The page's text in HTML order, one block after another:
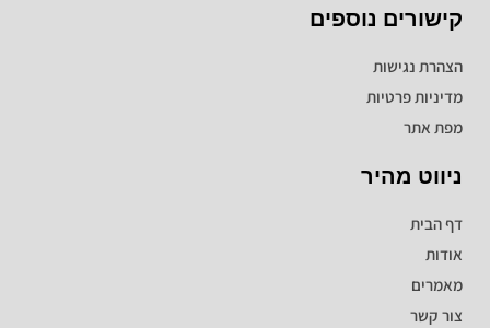
ניווט מהיר
דף הבית
אודות
מאמרים
צור קשר
קישורים נוספים
הצהרת נגישות
מדיניות פרטיות
מפת אתר